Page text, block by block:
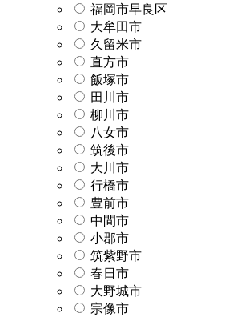
福岡市早良区
大牟田市
久留米市
直方市
飯塚市
田川市
柳川市
八女市
筑後市
大川市
行橋市
豊前市
中間市
小郡市
筑紫野市
春日市
大野城市
宗像市